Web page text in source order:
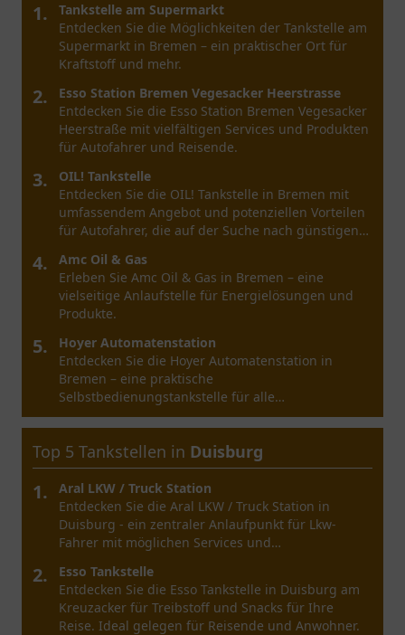
1.
Tankstelle am Supermarkt
Entdecken Sie die Möglichkeiten der Tankstelle am
Supermarkt in Bremen – ein praktischer Ort für
Kraftstoff und mehr.
2.
Esso Station Bremen Vegesacker Heerstrasse
Entdecken Sie die Esso Station Bremen Vegesacker
Heerstraße mit vielfältigen Services und Produkten
für Autofahrer und Reisende.
3.
OIL! Tankstelle
Entdecken Sie die OIL! Tankstelle in Bremen mit
umfassendem Angebot und potenziellen Vorteilen
für Autofahrer, die auf der Suche nach günstigen
4.
Amc Oil & Gas
Erleben Sie Amc Oil & Gas in Bremen – eine
vielseitige Anlaufstelle für Energielösungen und
Produkte.
5.
Hoyer Automatenstation
Entdecken Sie die Hoyer Automatenstation in
Bremen – eine praktische
Selbstbedienungstankstelle für alle
Kraftstoffbedürfnisse.
Top 5 Tankstellen in Duisburg
1.
Aral LKW / Truck Station
Entdecken Sie die Aral LKW / Truck Station in
Duisburg - ein zentraler Anlaufpunkt für Lkw-
Fahrer mit möglichen Services und
2.
Esso Tankstelle
Entdecken Sie die Esso Tankstelle in Duisburg am
Kreuzacker für Treibstoff und Snacks für Ihre
Reise. Ideal gelegen für Reisende und Anwohner.